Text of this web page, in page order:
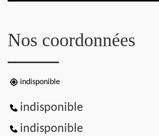
Nos coordonnées
indisponible
indisponible
indisponible